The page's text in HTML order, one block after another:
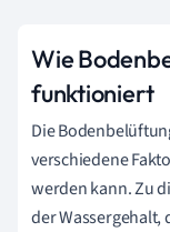
Wie
funktioniert
Die
verschiedene
werden kann. Zu
der Wassergehalt,